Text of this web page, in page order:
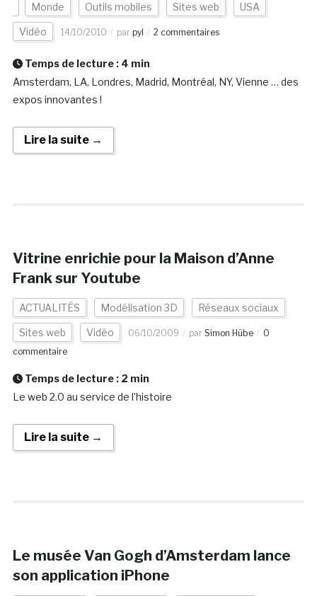
Monde Outils mobiles Sites web USA
Vidéo 14/10/2010 par pyl 2 commentaires
Temps de lecture : 4 min
Amsterdam, LA, Londres, Madrid, Montréal, NY, Vienne … des
expos innovantes !
Lire la suite →
Vitrine enrichie pour la Maison d’Anne
Frank sur Youtube
ACTUALITÉS Modélisation 3D Réseaux sociaux
Sites web Vidéo 06/10/2009 par Simon Hübe
0
commentaire
Temps de lecture : 2 min
Le web 2.0 au service de l’histoire
Lire la suite →
Le musée Van Gogh d’Amsterdam lance
son application iPhone